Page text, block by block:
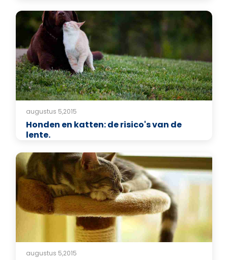
augustus 5,2015
Honden en katten: de risico's van de
lente.
augustus 5,2015